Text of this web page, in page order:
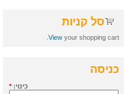
סל קניות
Viewyour shopping cart.
כניסה
כינוי:*